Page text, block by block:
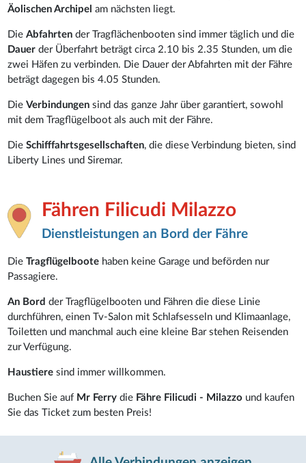
Äolischen Archipel am nächsten liegt.
DieAbfahrten der Tragflächenbooten sind immer täglich und die
Dauer der Überfahrt beträgt circa 2.10 bis 2.35 Stunden, um die
zwei Häfen zu verbinden. Die Dauer der Abfahrten mit der Fähre
beträgt dagegen bis 4.05 Stunden.
DieVerbindungen sind das ganze Jahr über garantiert, sowohl
mit dem Tragflügelboot als auch mit der Fähre.
DieSchifffahrtsgesellschaften, die diese Verbindung bieten, sind
Liberty Lines und Siremar.
Fähren Filicudi Milazzo
Dienstleistungen an Bord der Fähre
DieTragflügelboote haben keine Garage und beförden nur
Passagiere.
An Bord der Tragflügelbooten und Fähren die diese Linie
durchführen, einen Tv-Salon mit Schlafsesseln und Klimaanlage,
Toiletten und manchmal auch eine kleine Bar stehen Reisenden
zur Verfügung.
Haustiere sind immer willkommen.
Buchen Sie auf Mr Ferry die Fähre Filicudi - Milazzo und kaufen
Sie das Ticket zum besten Preis!